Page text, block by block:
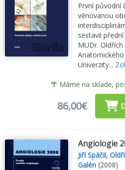
První původní
věnovanou
sestavil
MUDr. Oldřich
Univerzity...
🌴 Máme na sklade,
86,00€
Angiologie
Jiří Spáčil,
Galén (2008)